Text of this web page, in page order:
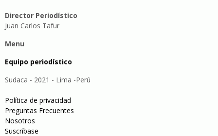
Director Periodístico
Juan Carlos Tafur
Menu
Equipo periodístico
Sudaca - 2021 - Lima -Perú
Política de privacidad
Preguntas Frecuentes
Nosotros
Suscríbase